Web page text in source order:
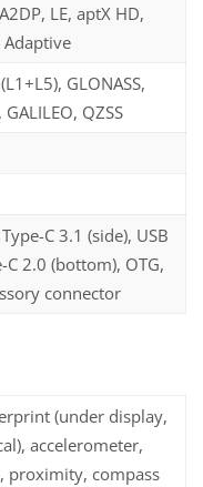
LE, aptX HD,
Adaptive
GLONASS,
GALILEO, QZSS
C 3.1 (side), USB
C 2.0 (bottom), OTG,
connector
(under display,
accelerometer,
proximity, compass